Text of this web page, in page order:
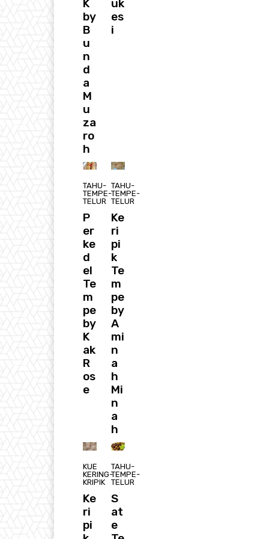
K
by
B
u
n
d
a
M
u
za
ro
h
uk
es
i
TAHU-
TEMPE-
TELUR
P
er
ke
d
el
Te
m
pe
by
K
ak
R
os
e
TAHU-
TEMPE-
TELUR
Ke
ri
pi
k
Te
m
pe
by
A
mi
n
a
h
Mi
n
a
h
KUE
KERING-
KRIPIK
Ke
ri
pi
TAHU-
TEMPE-
TELUR
S
at
e